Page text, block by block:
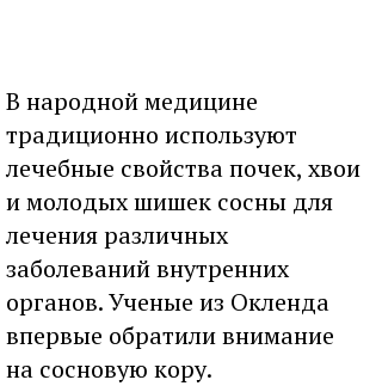
В народной медицине
традиционно используют
лечебные свойства почек, хвои
и молодых шишек сосны для
лечения различных
заболеваний внутренних
органов. Ученые из Окленда
впервые обратили внимание
на сосновую кору.